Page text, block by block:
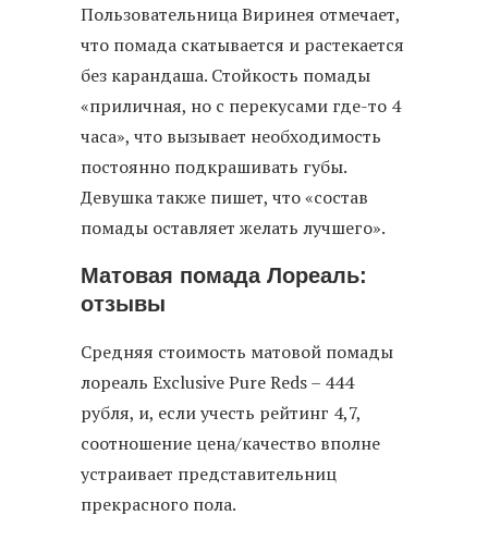
Пользовательница Виринея отмечает,
что помада скатывается и растекается
без карандаша. Стойкость помады
«приличная, но с перекусами где-то 4
часа», что вызывает необходимость
постоянно подкрашивать губы.
Девушка также пишет, что «состав
помады оставляет желать лучшего».
Матовая помада Лореаль:
отзывы
Средняя стоимость матовой помады
лореаль Exclusive Pure Reds – 444
рубля, и, если учесть рейтинг 4,7,
соотношение цена/качество вполне
устраивает представительниц
прекрасного пола.